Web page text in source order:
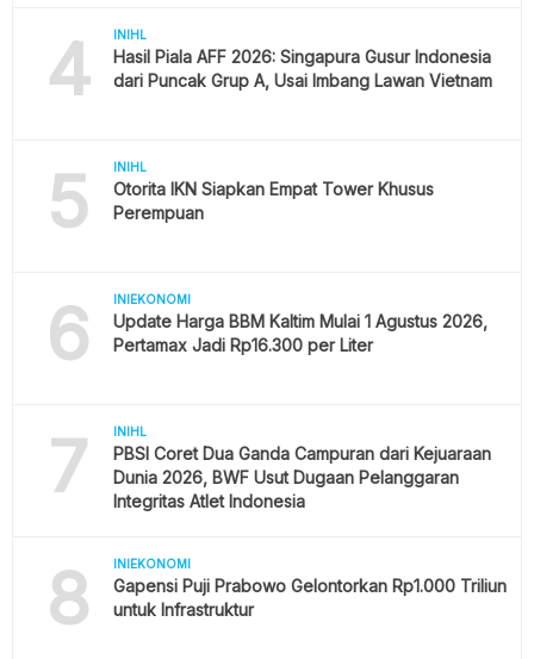
4 INIHL
Hasil Piala AFF 2026: Singapura Gusur Indonesia
dari Puncak Grup A, Usai Imbang Lawan Vietnam
5 INIHL
Otorita IKN Siapkan Empat Tower Khusus
Perempuan
6 INIEKONOMI
Update Harga BBM Kaltim Mulai 1 Agustus 2026,
Pertamax Jadi Rp16.300 per Liter
7 INIHL
PBSI Coret Dua Ganda Campuran dari Kejuaraan
Dunia 2026, BWF Usut Dugaan Pelanggaran
Integritas Atlet Indonesia
8 INIEKONOMI
Gapensi Puji Prabowo Gelontorkan Rp1.000 Triliun
untuk Infrastruktur